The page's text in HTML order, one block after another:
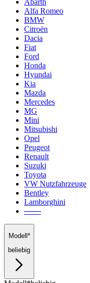
Alfa Romeo
BMW
Citroën
Dacia
Fiat
Ford
Honda
Hyundai
Kia
Mazda
Mercedes
MG
Mini
Mitsubishi
Opel
Peugeot
Renault
Suzuki
Toyota
VW Nutzfahrzeuge
Bentley
Lamborghini
───
Modell*
beliebig